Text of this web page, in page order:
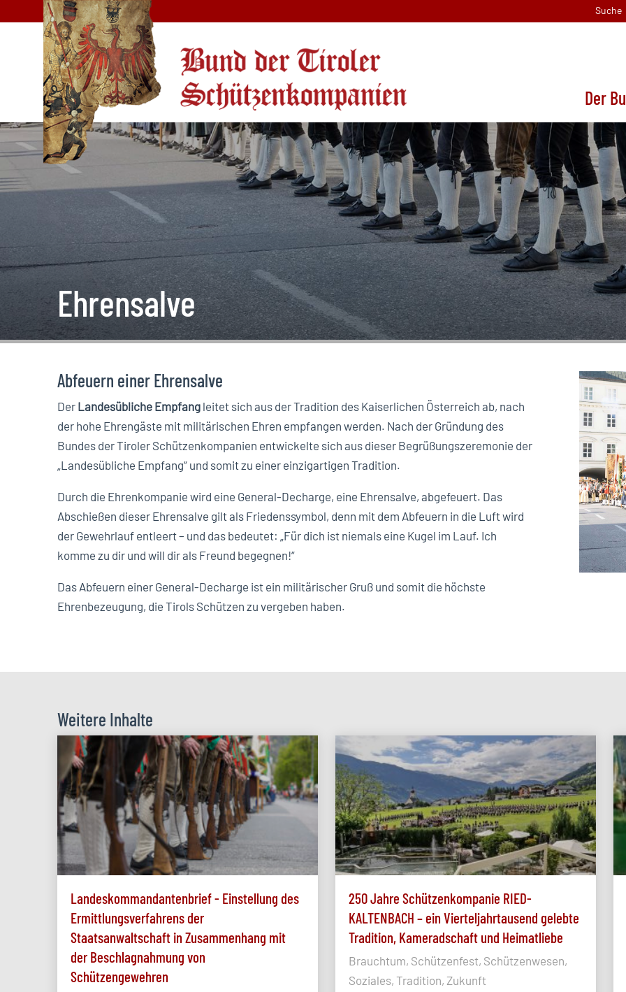
Suche
Der
Ehrensalve
Abfeuern einer Ehrensalve
Der Landesübliche Empfang leitet sich aus der Tradition des Kaiserlichen Österreich ab, nach
der hohe Ehrengäste mit militärischen Ehren empfangen werden. Nach der Gründung des
Bundes der Tiroler Schützenkompanien entwickelte sich aus dieser Begrüßungszeremonie der
„Landesübliche Empfang“ und somit zu einer einzigartigen Tradition.
Durch die Ehrenkompanie wird eine General-Decharge, eine Ehrensalve, abgefeuert. Das
Abschießen dieser Ehrensalve gilt als Friedenssymbol, denn mit dem Abfeuern in die Luft wird
der Gewehrlauf entleert – und das bedeutet: „Für dich ist niemals eine Kugel im Lauf. Ich
komme zu dir und will dir als Freund begegnen!“
Das Abfeuern einer General-Decharge ist ein militärischer Gruß und somit die höchste
Ehrenbezeugung, die Tirols Schützen zu vergeben haben.
Weitere Inhalte
Landeskommandantenbrief - Einstellung des
Ermittlungsverfahrens der
Staatsanwaltschaft in Zusammenhang mit
der Beschlagnahmung von
Schützengewehren
250 Jahre Schützenkompanie RIED-
KALTENBACH – ein Vierteljahrtausend gelebte
Tradition, Kameradschaft und Heimatliebe
Brauchtum, Schützenfest, Schützenwesen,
Soziales, Tradition, Zukunft